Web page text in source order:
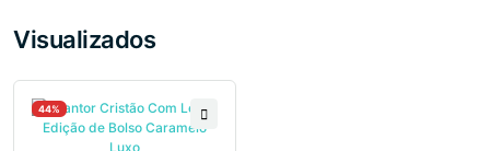
Visualizados
44%